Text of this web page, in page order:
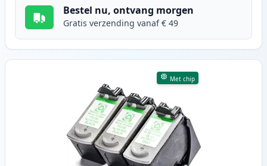
Bestel nu, ontvang morgen
Gratis verzending vanaf € 49
Met chip